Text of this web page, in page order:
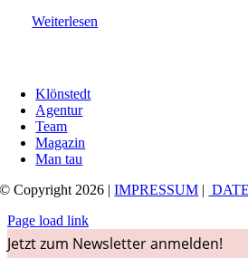
Weiterlesen
Klönstedt
Agentur
Team
Magazin
Man tau
© Copyright 2026 |IMPRESSUM |
Page load link
Jetzt zum Newsletter anmelden!